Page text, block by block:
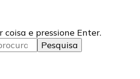
coisa e pressione Enter.